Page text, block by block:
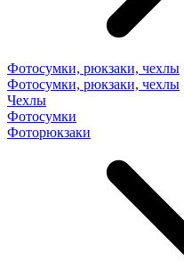
Фотосумки, рюкзаки, чехлы
Фотосумки, рюкзаки, чехлы
Чехлы
Фотосумки
Фоторюкзаки